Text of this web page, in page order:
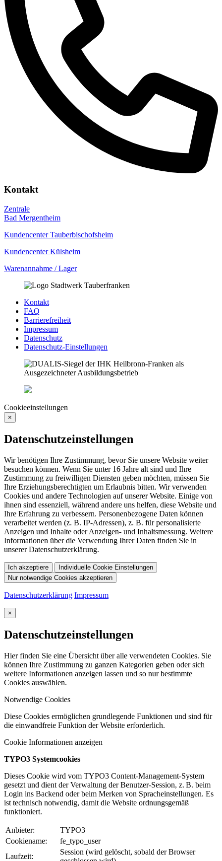
Kontakt
Zentrale
Bad Mergentheim
Kundencenter Tauberbischofsheim
Kundencenter Külsheim
Warenannahme / Lager
Kontakt
FAQ
Barrierefreiheit
Impressum
Datenschutz
Datenschutz-Einstellungen
Cookieeinstellungen
×
Datenschutzeinstellungen
Wir benötigen Ihre Zustimmung, bevor Sie unsere Website weiter
besuchen können. Wenn Sie unter 16 Jahre alt sind und Ihre
Zustimmung zu freiwilligen Diensten geben möchten, müssen Sie
Ihre Erziehungsberechtigten um Erlaubnis bitten. Wir verwenden
Cookies und andere Technologien auf unserer Website. Einige von
ihnen sind essenziell, während andere uns helfen, diese Website und
Ihre Erfahrung zu verbessern. Personenbezogene Daten können
verarbeitet werden (z. B. IP-Adressen), z. B. für personalisierte
Anzeigen und Inhalte oder Anzeigen- und Inhaltsmessung. Weitere
Informationen über die Verwendung Ihrer Daten finden Sie in
unserer Datenschutzerklärung.
Ich akzeptiere
Individuelle Cookie Einstellungen
Nur notwendige Cookies akzeptieren
Datenschutzerklärung Impressum
×
Datenschutzeinstellungen
Hier finden Sie eine Übersicht über alle verwendeten Cookies. Sie
können Ihre Zustimmung zu ganzen Kategorien geben oder sich
weitere Informationen anzeigen lassen und so nur bestimmte
Cookies auswählen.
Notwendige Cookies
Diese Cookies ermöglichen grundlegende Funktionen und sind für
die einwandfreie Funktion der Website erforderlich.
Cookie Informationen anzeigen
TYPO3 Systemcookies
Dieses Cookie wird vom TYPO3 Content-Management-System
gesetzt und dient der Verwaltung der Benutzer-Session, z. B. beim
Login ins Backend oder beim Merken von Spracheinstellungen. Es
ist technisch notwendig, damit die Website ordnungsgemäß
funktioniert.
Anbieter:
TYPO3
Cookiename:
fe_typo_user
Laufzeit:
Session (wird gelöscht, sobald der Browser